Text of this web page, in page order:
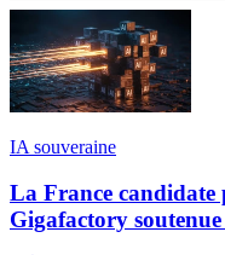
IA souveraine
La France
Gigafactory